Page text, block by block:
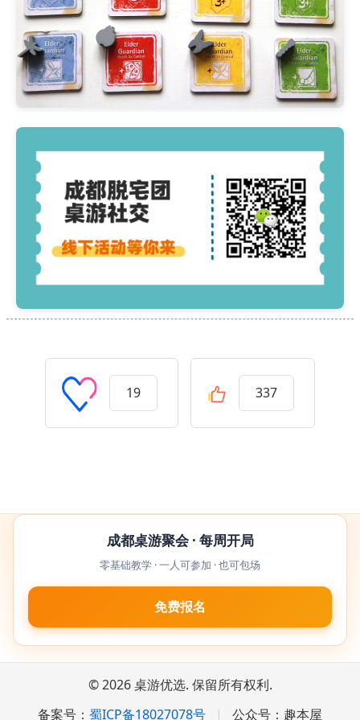
19 337
成都桌游聚会 · 每周开局
零基础教学 · 一人可参加 · 也可包场
免费报名
© 2026 桌游优选. 保留所有权利.
备案号： 蜀ICP备18027078号 | 公众号：趣本屋